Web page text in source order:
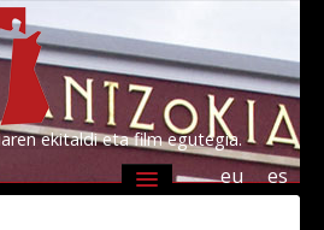
ekitaldi eta film egutegia.
es
eu